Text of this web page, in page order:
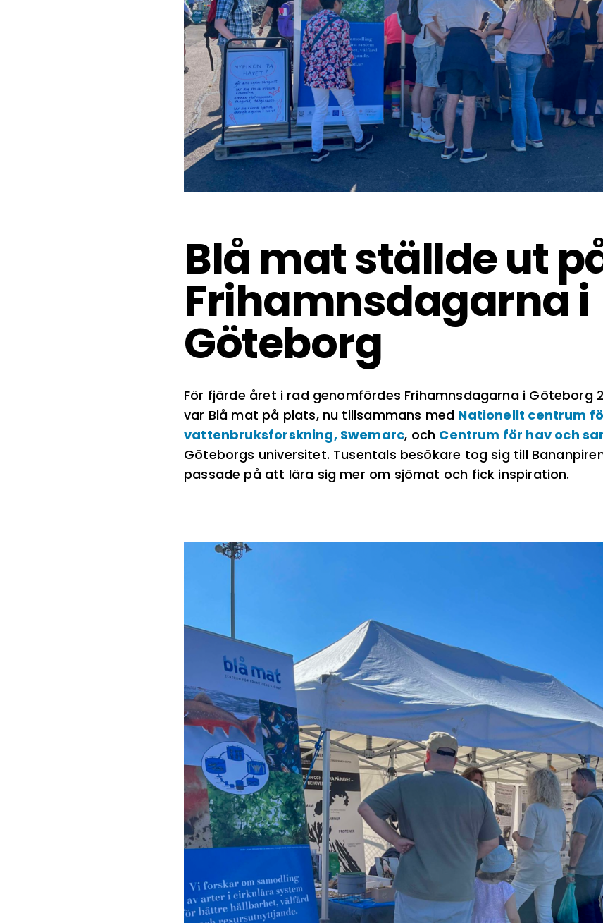
Blå mat ställde ut
Frihamnsdagarna i
Göteborg
För fjärde året i rad genomfördes Frihamnsdagarna i Göteborg
var Blå mat på plats, nu tillsammans med Nationellt centrum
vattenbruksforskning, Swemarc, och Centrum för hav och
Göteborgs universitet. Tusentals besökare tog sig till
passade på att lära sig mer om sjömat och fick inspiration.